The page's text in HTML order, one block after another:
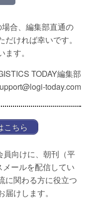
合、編集部直通の
ければ幸いです。
す。
TODAY編集部
today.com
こちら
員向けに、朝刊（平
ールを配信してい
に関わる方に役立つ
けします。